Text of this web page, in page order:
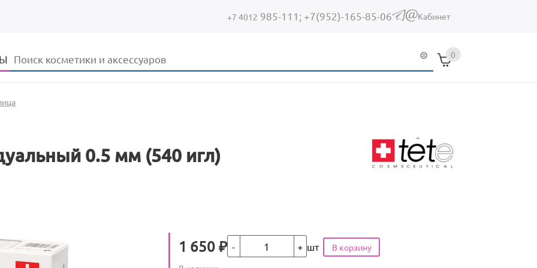
+7 4012 985-111; +7(952)-165-85-06 (link sends e-mail)
Кабинет
Форма поиска
Поиск 0
0.5 мм (540 игл)
Цена
1 650 ₽Кол-во шт